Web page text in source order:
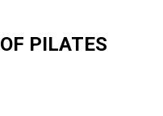
OF PILATES